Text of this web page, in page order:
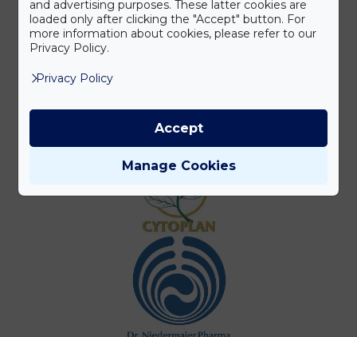
and advertising purposes. These latter cookies are
loaded only after clicking the "Accept" button. For
more information about cookies, please refer to our
Privacy Policy.
Privacy Policy
Manage Cookies
Accept